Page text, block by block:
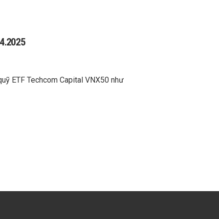
ETF Techcom Capital VNX50 như